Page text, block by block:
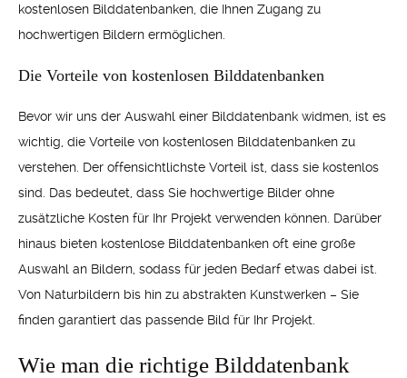
kostenlosen Bilddatenbanken, die Ihnen Zugang zu
hochwertigen Bildern ermöglichen.
Die Vorteile von kostenlosen Bilddatenbanken
Bevor wir uns der Auswahl einer Bilddatenbank widmen, ist es
wichtig, die Vorteile von kostenlosen Bilddatenbanken zu
verstehen. Der offensichtlichste Vorteil ist, dass sie kostenlos
sind. Das bedeutet, dass Sie hochwertige Bilder ohne
zusätzliche Kosten für Ihr Projekt verwenden können. Darüber
hinaus bieten kostenlose Bilddatenbanken oft eine große
Auswahl an Bildern, sodass für jeden Bedarf etwas dabei ist.
Von Naturbildern bis hin zu abstrakten Kunstwerken – Sie
finden garantiert das passende Bild für Ihr Projekt.
Wie man die richtige Bilddatenbank